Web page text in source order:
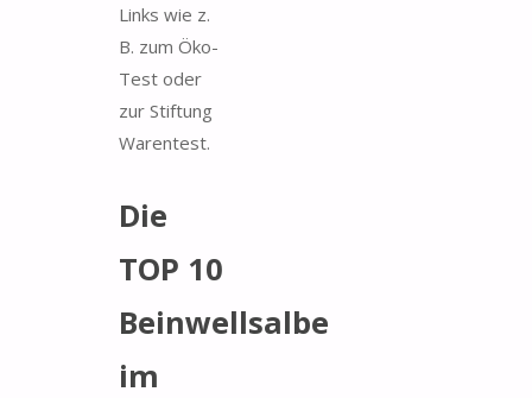
Links wie z.
B. zum Öko-
Test oder
zur Stiftung
Warentest.
Die
TOP 10
Beinwellsalbe
im